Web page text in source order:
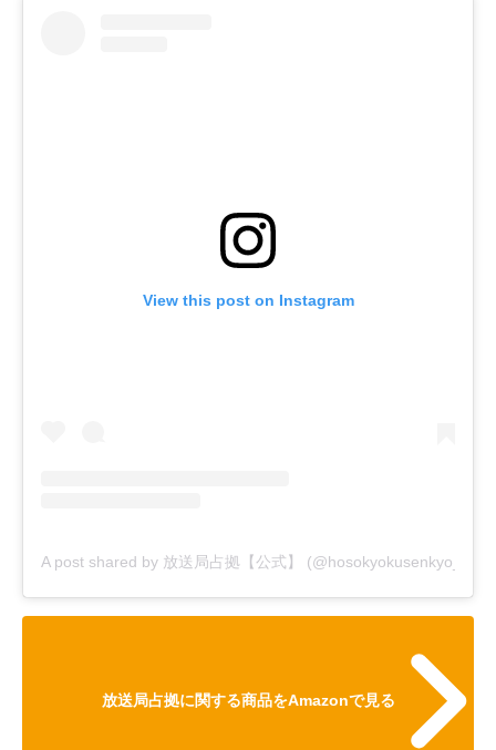
View this post on Instagram
A post shared by 放送局占拠【公式】 (@hosokyokusenkyo_ntv)
放送局占拠に関する商品をAmazonで見る